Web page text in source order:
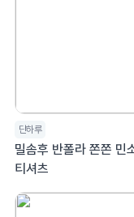
단하루
밀솜후 반폴라 쫀쫀 민
티셔츠